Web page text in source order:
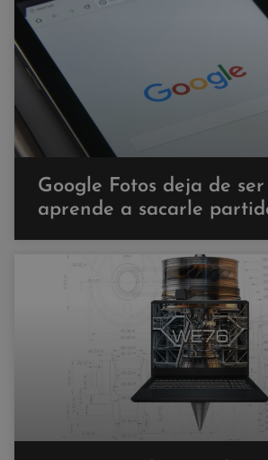
Google Fotos deja de
aprende a sacarle